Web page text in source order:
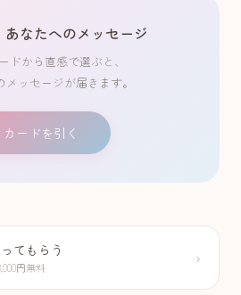
あなたへのメッセージ
ドから直感で選ぶと、
メッセージが届きます。
カードを引く
てもらう
円無料 ›